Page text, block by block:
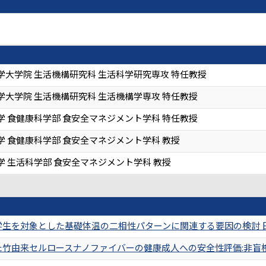
大学院 生活機構研究科 生活科学研究専攻 特任教授
大学院 生活機構研究科 生活機構学専攻 特任教授
食健康科学部 食安全マネジメント学科 特任教授
食健康科学部 食安全マネジメント学科 教授
生活科学部 食安全マネジメント学科 教授
を対象とした基礎体温の二相性パターンに関連する要因の検討
由来セルロースナノファイバーの健康成人への安全性評価:非